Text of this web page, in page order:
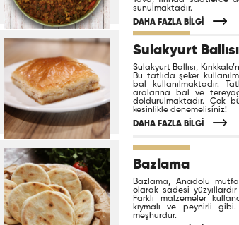
sunulmaktadır.
DAHA FAZLA BİLGİ
Sulakyurt Ballısı
Sulakyurt Ballısı,
Bu tatlıda şeker
bal kullanılmaktadır.
aralarına bal ve
doldurulmaktadır. Çok
kesinlikle denemelisiniz!
DAHA FAZLA BİLGİ
Bazlama
Bazlama, Anadolu
olarak sadesi
Farklı malzemeler
kıymalı ve peynirli
meşhurdur.